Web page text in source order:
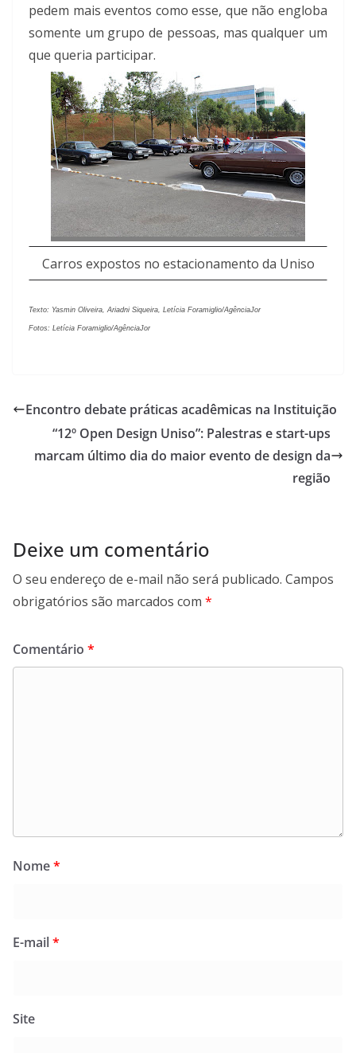
pedem mais eventos como esse, que não engloba
somente um grupo de pessoas, mas qualquer um
que queria participar.
Carros expostos no estacionamento da Uniso
Texto: Yasmin Oliveira, Ariadni Siqueira, Letícia Foramiglio/AgênciaJor
Fotos: Letícia Foramiglio/AgênciaJor
Encontro debate práticas acadêmicas na Instituição
“12º Open Design Uniso”: Palestras e start-ups
marcam último dia do maior evento de design da
região
Deixe um comentário
O seu endereço de e-mail não será publicado. Campos
obrigatórios são marcados com *
Comentário *
Nome*
E-mail*
Site